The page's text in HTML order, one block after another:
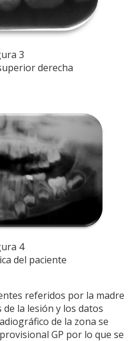
3
derecha
4
del paciente
referidos por la madre
de la lesión y los datos
de la zona se
GP por lo que se